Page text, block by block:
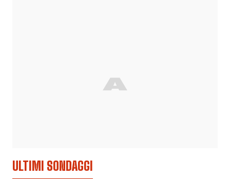
ULTIMI SONDAGGI